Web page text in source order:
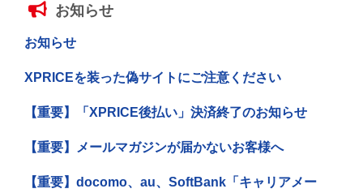
お知らせ
お知らせ
XPRICEを装った偽サイトにご注意ください
【重要】「XPRICE後払い」決済終了のお知らせ
【重要】メールマガジンが届かないお客様へ
【重要】docomo、au、SoftBank「キャリアメー